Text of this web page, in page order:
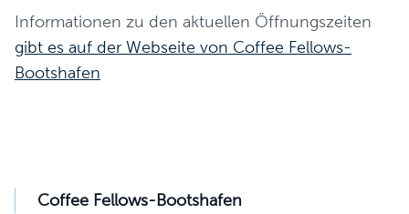
Informationen zu den aktuellen Öffnungszeiten
gibt es auf der Webseite von Coffee Fellows-
Bootshafen
Coffee Fellows-Bootshafen